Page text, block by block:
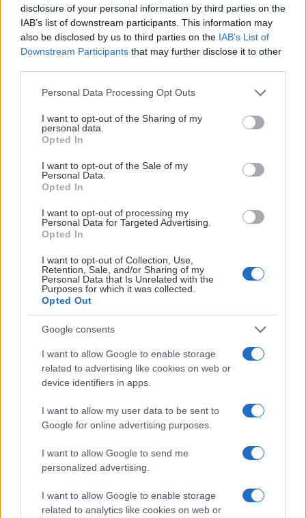
disclosure of your personal information by third parties on the
IAB’s list of downstream participants. This information may
also be disclosed by us to third parties on the IAB’s List of
Downstream Participants that may further disclose it to other
Please note that this website/app uses one or more Google
not limited to your visit or usage behaviour. You may click to
grant or deny consent to Google and its third-party tags to
use your data for below specified purposes in below Google
consent section.
Personal Data Processing Opt Outs
I want to opt-out of the Sharing of my
personal data.
Opted In
I want to opt-out of the Sale of my
Personal Data.
Opted In
I want to opt-out of processing my
Personal Data for Targeted Advertising.
Opted In
I want to opt-out of Collection, Use,
Retention, Sale, and/or Sharing of my
Personal Data that Is Unrelated with the
Purposes for which it was collected.
Opted Out
Google consents
I want to allow Google to enable storage
related to advertising like cookies on web or
device identifiers in apps.
I want to allow my user data to be sent to
Google for online advertising purposes.
I want to allow Google to send me
personalized advertising.
I want to allow Google to enable storage
related to analytics like cookies on web or
spillerkarrieren.
En lang og innholdsrik spillerkarriere har kommet til veis
ende. Ole Christian debuterte på A-laget til Nidaros som
16-åring i 2016/2017-sesongen og har siden vært en
viktig del av klubbens utvikling.
Etter ti sesonger på seniorlaget, 272 offisielle kamper i
Nidaros-drakten og mer enn to tiår med ishockey i
Etter ti år i Nidaros Hockey og 23 år i trøndersk hockey
har jeg valgt å legge skøytene på hylla. Det har ikke vært et
lett valg, men alt har sin slutt, og det føles riktig,
sier han.
Leangen har vært hans andre hjem
Ole Christian har tilbrakt store deler av livet i Leangen
ishall. Gjennom junior- og seniorhockeyen har hallen
vært rammen rundt utallige treninger, kamper, vennskap
og minner.
er et utrolig fint miljø, og det er skapt minner i hallen som
jeg vil ta med meg resten av livet, sier han.
Han trekker særlig fram alle menneskene han har møtt
gjennom hockeyen.
Ishockey er en fantastisk sport som knytter relasjoner
på en helt spesiell måte. Å spille junior- og seniorhockey i
være, en hockeyby.